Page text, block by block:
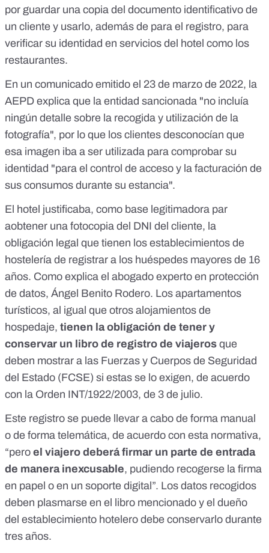
por guardar una copia del documento identificativo de
un cliente y usarlo, además de para el registro, para
verificar su identidad en servicios del hotel como los
restaurantes.
En un comunicado emitido el 23 de marzo de 2022, la
AEPD explica que la entidad sancionada "no incluía
ningún detalle sobre la recogida y utilización de la
fotografía", por lo que los clientes desconocían que
esa imagen iba a ser utilizada para comprobar su
identidad "para el control de acceso y la facturación de
sus consumos durante su estancia".
El hotel justificaba, como base legitimadora par
aobtener una fotocopia del DNI del cliente, la
obligación legal que tienen los establecimientos de
hostelería de registrar a los huéspedes mayores de 16
años. Como explica el abogado experto en protección
de datos, Ángel Benito Rodero. Los apartamentos
turísticos, al igual que otros alojamientos de
hospedaje, tienen la obligación de tener y
conservar un libro de registro de viajeros que
deben mostrar a las Fuerzas y Cuerpos de Seguridad
del Estado (FCSE) si estas se lo exigen, de acuerdo
con la Orden INT/1922/2003, de 3 de julio.
Este registro se puede llevar a cabo de forma manual
o de forma telemática, de acuerdo con esta normativa,
“pero el viajero deberá firmar un parte de entrada
de manera inexcusable, pudiendo recogerse la firma
en papel o en un soporte digital”. Los datos recogidos
deben plasmarse en el libro mencionado y el dueño
del establecimiento hotelero debe conservarlo durante
tres años.